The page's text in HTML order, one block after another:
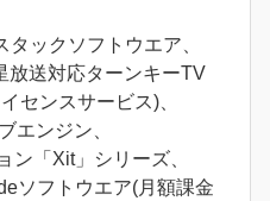
ックソフトウエア、
放送対応ターンキーTV
センスサービス)、
エンジン、
ン「Xit」シリーズ、
ソフトウエア(月額課金